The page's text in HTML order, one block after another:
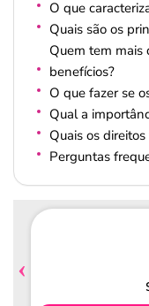
O que
Quais são os
Quem tem mais
benefícios?
O que fazer se
Qual a
Quais os
Perguntas